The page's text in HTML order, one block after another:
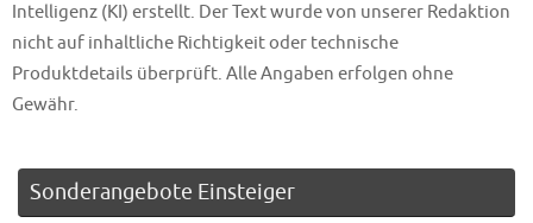
Intelligenz (KI) erstellt. Der Text wurde von unserer Redaktion
nicht auf inhaltliche Richtigkeit oder technische
Produktdetails überprüft. Alle Angaben erfolgen ohne
Gewähr.
Sonderangebote Einsteiger